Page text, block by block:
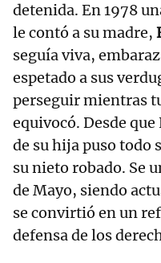
detenida. En 1978
le contó a su madre,
seguía viva,
espetado a sus
perseguir mientras
equivocó. Desde
de su hija puso todo
su nieto robado. Se
de Mayo, siendo
se convirtió en un
defensa de los